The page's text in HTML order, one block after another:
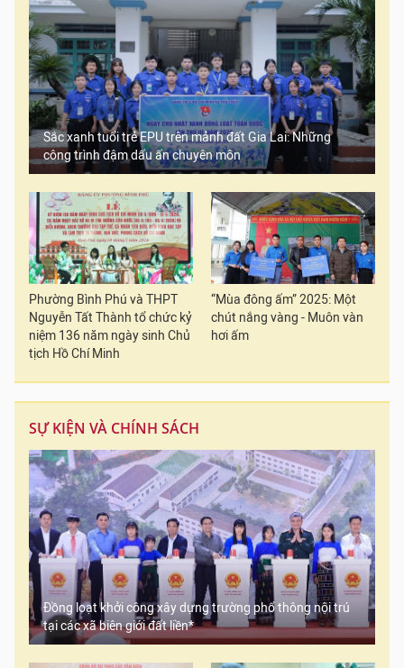
Sắc xanh tuổi trẻ EPU trên mảnh đất Gia Lai: Những
công trình đậm dấu ấn chuyên môn
Phường Bình Phú và THPT
Nguyễn Tất Thành tổ chức kỷ
niệm 136 năm ngày sinh Chủ
tịch Hồ Chí Minh
“Mùa đông ấm” 2025: Một
chút nắng vàng - Muôn vàn
hơi ấm
SỰ KIỆN VÀ CHÍNH SÁCH
Đồng loạt khởi công xây dựng trường phổ thông nội trú
tại các xã biên giới đất liền*